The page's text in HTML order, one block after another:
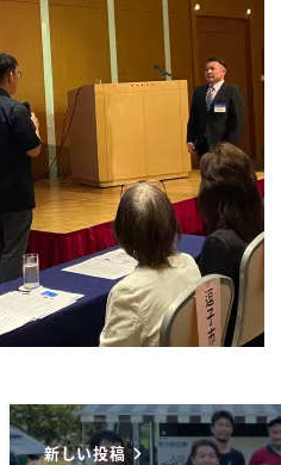
新しい投稿